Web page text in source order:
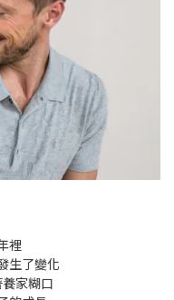
裡
生了變化
家糊口